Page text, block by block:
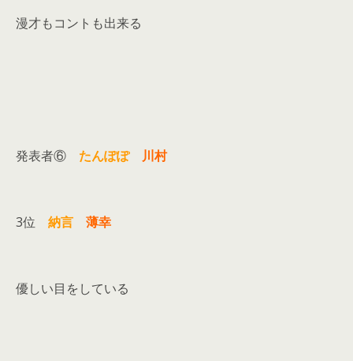
漫才もコントも出来る
発表者⑥ たんぽぽ 川村
3位 納言 薄幸
優しい目をしている